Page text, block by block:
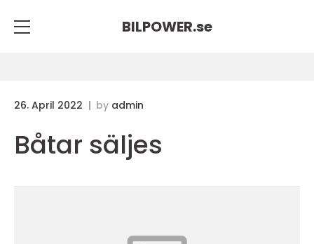
BILPOWER.se
26. April 2022 by admin
Båtar säljes